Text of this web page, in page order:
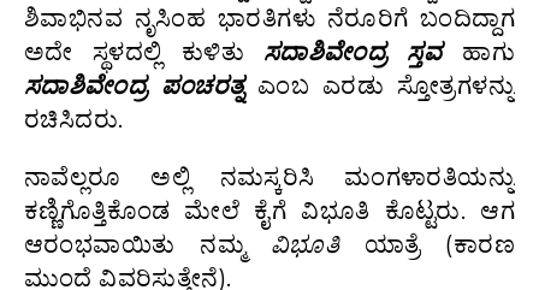
ಶಿವಾಭಿನವ ನೃಸಿಂಹ ಭಾರತಿಗಳು ನೆರೂರಿಗೆ ಬಂದಿದ್ದಾಗ
ಅದೇ ಸ್ಥಳದಲ್ಲಿ ಕುಳಿತು ಸದಾಶಿವೇಂದ್ರ ಸ್ತವ ಹಾಗು
ಸದಾಶಿವೇಂದ್ರ ಪಂಚರತ್ನ ಎಂಬ ಎರಡು ಸ್ತೋತ್ರಗಳನ್ನು
ರಚಿಸಿದರು.
ನಾವೆಲ್ಲರೂ ಅಲ್ಲಿ ನಮಸ್ಕರಿಸಿ ಮಂಗಳಾರತಿಯನ್ನು
ಕಣ್ಣಿಗೊತ್ತಿಕೊಂಡ ಮೇಲೆ ಕೈಗೆ ವಿಭೂತಿ ಕೊಟ್ಟರು. ಆಗ
ಆರಂಭವಾಯಿತು ನಮ್ಮ ವಿಭೂತಿ ಯಾತ್ರೆ (ಕಾರಣ
ಮುಂದೆ ವಿವರಿಸುತ್ತೇನೆ).